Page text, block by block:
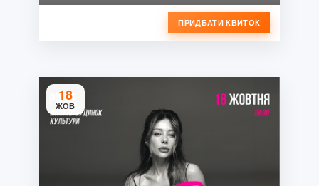
ПРИДБАТИ КВИТОК
18
ЖОВ